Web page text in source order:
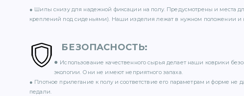
● Шипы снизу для надежной фиксации на полу. Предусмотрены и места
креплений под сиденьями). Наши изделия лежат в нужном положении и
БЕЗОПАСНОСТЬ:
● Использование качественного сырья делает наши коврики
экологии. Они не имеют неприятного запаха.
● Плотное прилегание к полу и соответствие его параметрам и форме не
педали.